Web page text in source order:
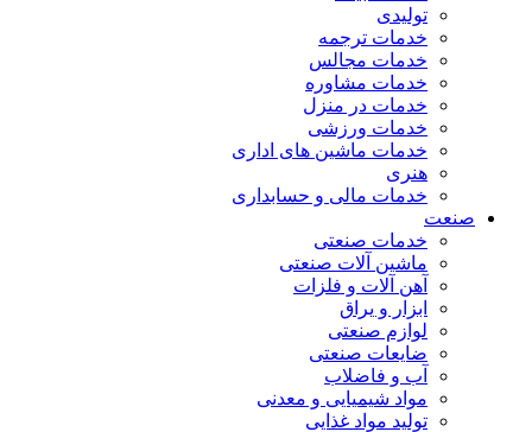
تولیدی
خدمات ترجمه
خدمات مجالس
خدمات مشاوره
خدمات در منزل
خدمات ورزشی
خدمات ماشین های اداری
هنری
خدمات مالی و حسابداری
صنعت
خدمات صنعتی
ماشین آلات صنعتی
آهن آلات و فلزات
ابزار و یراق
لوازم صنعتی
ضایعات صنعتی
آب و فاضلاب
مواد شیمیایی و معدنی
تولید مواد غذایی